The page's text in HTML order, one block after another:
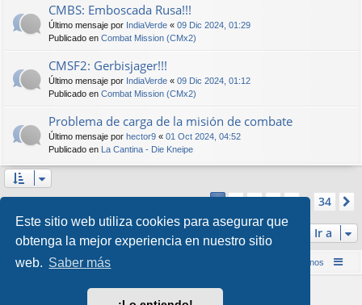
Este sitio web utiliza cookies para asegurar que
obtenga la mejor experiencia en nuestro sitio
web. Saber más
CMBS: Emboscada Rusa!!!
Último mensaje por IndiaVerde « 09 Dic 2024, 01:29
Publicado en Combat Mission (CMx2)
CMSF2: Gerbisjager!!!
Último mensaje por IndiaVerde « 09 Dic 2024, 01:12
Publicado en Combat Mission (CMx2)
Problema de carga de la misión de combate
Último mensaje por hector9 « 01 Oct 2024, 04:52
Publicado en La Cantina - Die Kneipe
Página1de34
1 2 3 4 5 … 34
Ir a
Inicio (Web) Foro Punta de Lanza Wargames Contáctenos
Desarrollado porphpBB® Forum Software © phpBB Limited